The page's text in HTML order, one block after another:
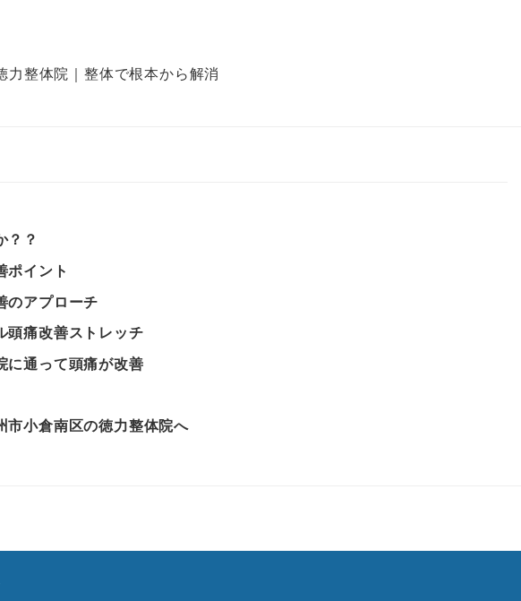
力整体院｜整体で根本から解消
？？
ポイント
のアプローチ
頭痛改善ストレッチ
に通って頭痛が改善
市小倉南区の徳力整体院へ